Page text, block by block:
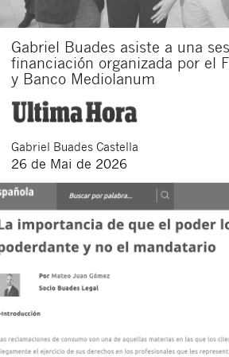
Gabriel Buades asiste a una
financiación organizada por el
y Banco Mediolanum
Gabriel Buades Castella
26 de Mai de 2026